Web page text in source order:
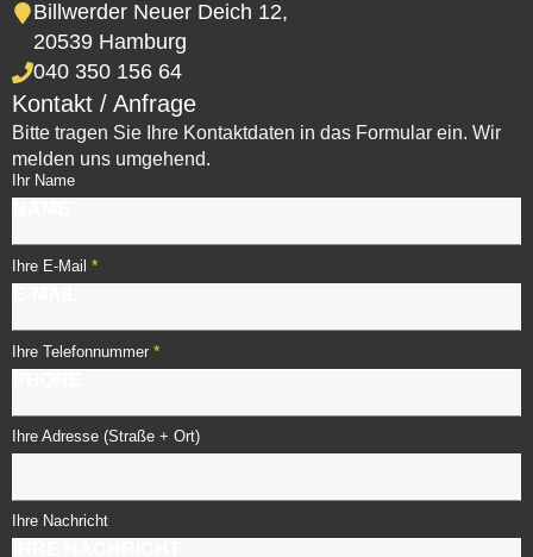
Billwerder Neuer Deich 12,
20539 Hamburg
040 350 156 64
Kontakt / Anfrage
Bitte tragen Sie Ihre Kontaktdaten in das Formular ein. Wir
melden uns umgehend.
Ihr Name
Ihre E-Mail *
Ihre Telefonnummer *
Ihre Adresse (Straße + Ort)
Ihre Nachricht